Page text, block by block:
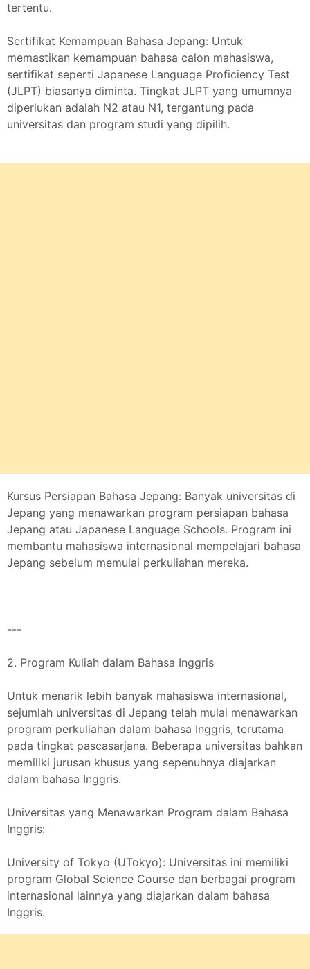
tertentu.
Sertifikat Kemampuan Bahasa Jepang: Untuk
memastikan kemampuan bahasa calon mahasiswa,
sertifikat seperti Japanese Language Proficiency Test
(JLPT) biasanya diminta. Tingkat JLPT yang umumnya
diperlukan adalah N2 atau N1, tergantung pada
universitas dan program studi yang dipilih.
Kursus Persiapan Bahasa Jepang: Banyak universitas di
Jepang yang menawarkan program persiapan bahasa
Jepang atau Japanese Language Schools. Program ini
membantu mahasiswa internasional mempelajari bahasa
Jepang sebelum memulai perkuliahan mereka.
---
2. Program Kuliah dalam Bahasa Inggris
Untuk menarik lebih banyak mahasiswa internasional,
sejumlah universitas di Jepang telah mulai menawarkan
program perkuliahan dalam bahasa Inggris, terutama
pada tingkat pascasarjana. Beberapa universitas bahkan
memiliki jurusan khusus yang sepenuhnya diajarkan
dalam bahasa Inggris.
Universitas yang Menawarkan Program dalam Bahasa
Inggris:
University of Tokyo (UTokyo): Universitas ini memiliki
program Global Science Course dan berbagai program
internasional lainnya yang diajarkan dalam bahasa
Inggris.